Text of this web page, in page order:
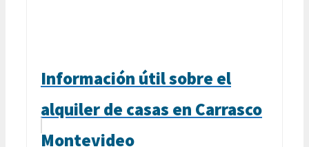
Información útil sobre el
alquiler de casas en Carrasco
Montevideo